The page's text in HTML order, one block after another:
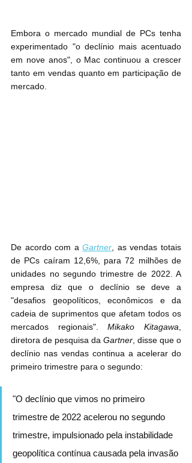
Embora o mercado mundial de PCs tenha
experimentado "o declínio mais acentuado
em nove anos", o Mac continuou a crescer
tanto em vendas quanto em participação de
mercado.
De acordo com a Gartner , as vendas totais
de PCs caíram 12,6%, para 72 milhões de
unidades no segundo trimestre de 2022. A
empresa diz que o declínio se deve a
"desafios geopolíticos, econômicos e da
cadeia de suprimentos que afetam todos os
mercados regionais". Mikako Kitagawa
diretora de pesquisa da Gartner , disse que o
declínio nas vendas continua a acelerar do
primeiro trimestre para o segundo:
"O declínio que vimos no primeiro
trimestre de 2022 acelerou no segundo
trimestre, impulsionado pela instabilidade
geopolítica contínua causada pela invasão